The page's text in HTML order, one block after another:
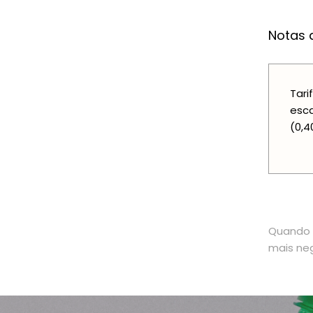
Notas
mais